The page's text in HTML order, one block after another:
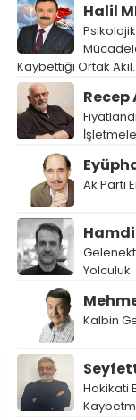
Halil
Kaybettiği Ortak
Recep
Ak Parti
Hamdi
Yolculuk
Kalbin
Hakikati